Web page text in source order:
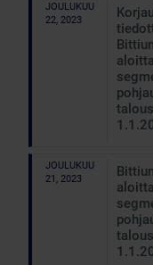
JOULUKUU
22, 2023
JOULUKUU
21, 2023